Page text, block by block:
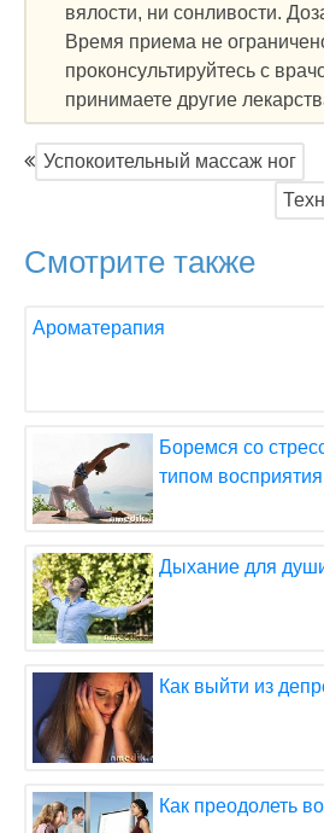
вялости, ни сонливости.
Время приема не
проконсультируйтесь с
принимаете другие
Успокоительный массаж ног
Смотрите также
Ароматерапия
Боремся со
типом
Дыхание для
Как выйти из
Как преодолеть